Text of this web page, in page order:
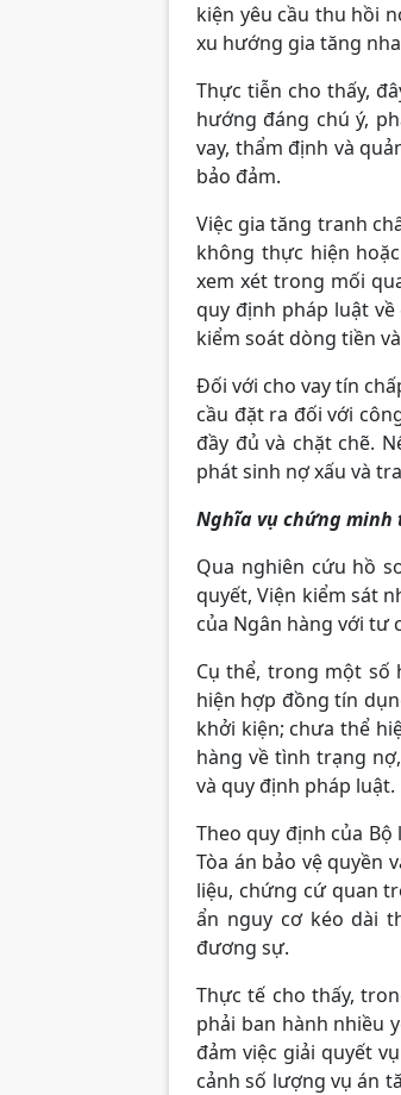
kiện yêu cầu thu hồi
xu hướng gia tăng
Thực tiễn cho thấy,
hướng đáng chú ý,
vay, thẩm định và
bảo đảm.
Việc gia tăng tranh
không thực hiện
xem xét trong mối
quy định pháp luật
kiểm soát dòng tiền
Đối với cho vay tín
cầu đặt ra đối với
đầy đủ và chặt chẽ.
phát sinh nợ xấu và
Nghĩa vụ chứng
Qua nghiên cứu hồ
quyết, Viện kiểm sát
của Ngân hàng với tư
Cụ thể, trong một số
hiện hợp đồng tín
khởi kiện; chưa thể
hàng về tình trạng
và quy định pháp luật.
Theo quy định của
Tòa án bảo vệ quyền
liệu, chứng cứ quan
ẩn nguy cơ kéo dài
đương sự.
Thực tế cho thấy,
phải ban hành nhiều
đảm việc giải quyết
cảnh số lượng vụ án